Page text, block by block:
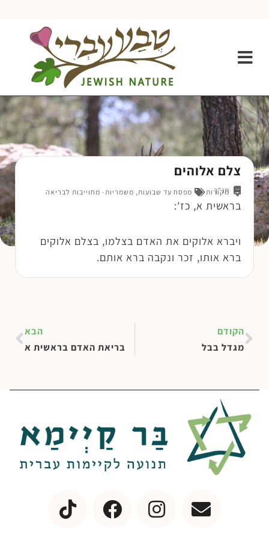
צלם אלוהים
תנ"ך
מקורות מפסח עד שבועות, משמריות- מחוייבות לבריאה
בראשית א, כז':
ויברא אלוקים את האדם בצלמו, בצלם אלוקים
ברא אותו, זכר ונקבה ברא אותם.
הקודם
מגדל בבל
הבא
בריאת האדם בראשית א